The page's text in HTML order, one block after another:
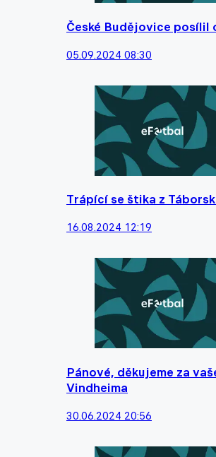
České Budějovice posílil
05.09.2024 08:30
Trápící se štika z
16.08.2024 12:19
Pánové, děkujeme za
Vindheima
30.06.2024 20:56